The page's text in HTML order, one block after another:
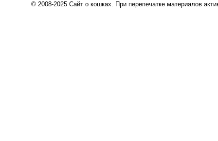
© 2008-2025 Сайт о кошках. При перепечатке материалов